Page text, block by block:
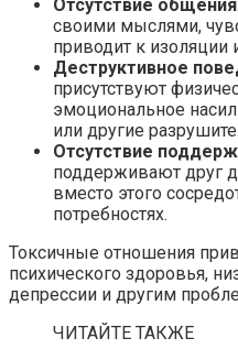
Отсутствие общения
своими мыслями,
приводит к изоляции
Деструктивное
присутствуют
эмоциональное
или другие
Отсутствие
поддерживают друг
вместо этого
потребностях.
Токсичные отношения
психического здоровья,
депрессии и другим
ЧИТАЙТЕ ТАКЖЕ